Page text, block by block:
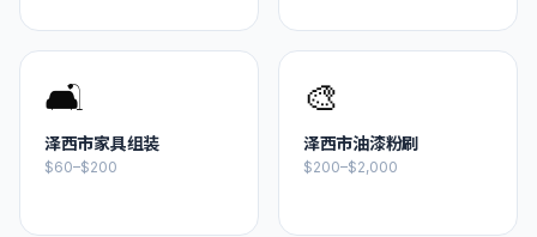
🛋️
泽西市家具组装
$60–$200
🎨
泽西市油漆粉刷
$200–$2,000